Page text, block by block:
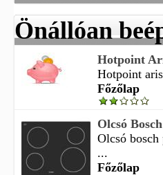
Önállóan
Hotpoint
Hotpoint
Főzőlap
Olcsó
Olcsó bosch
...
Főzőlap